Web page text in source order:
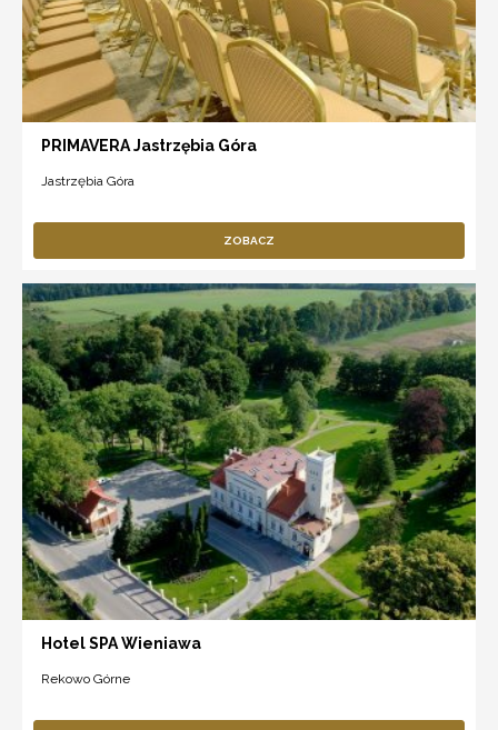
PRIMAVERA Jastrzębia Góra
Jastrzębia Góra
ZOBACZ
Hotel SPA Wieniawa
Rekowo Górne